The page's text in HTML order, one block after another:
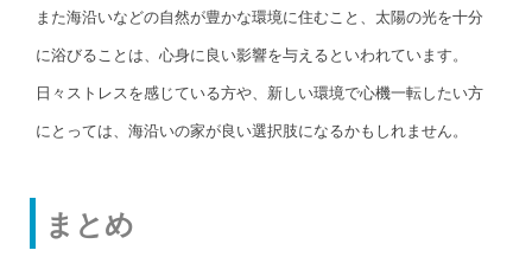
また海沿いなどの自然が豊かな環境に住むこと、太陽の光を十分
に浴びることは、心身に良い影響を与えるといわれています。
日々ストレスを感じている方や、新しい環境で心機一転したい方
にとっては、海沿いの家が良い選択肢になるかもしれません。
まとめ